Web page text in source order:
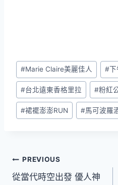
Post
Tags:
#Marie Claire美麗佳人 #下
#台北遠東香格里拉 #粉紅
#裙襬澎澎RUN #馬可波羅
文PREVIOUS
從當代時空出發 優人神